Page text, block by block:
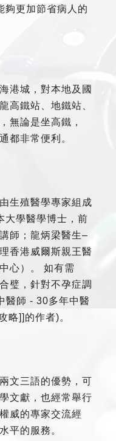
夠更加節省病人的
港城，對本地及國
高鐵站、地鐵站、
無論是坐高鐵，
都非常便利。
生殖醫學專家組成
大學醫學博士，前
師；龍炳梁醫生–
香港威爾斯親王醫
心）。 如有需
璧，針對不孕症調
醫師 - 30多年中醫
略]]的作者)。
文三語的優勢，可
文獻，也經常舉行
威的專家交流經
平的服務。